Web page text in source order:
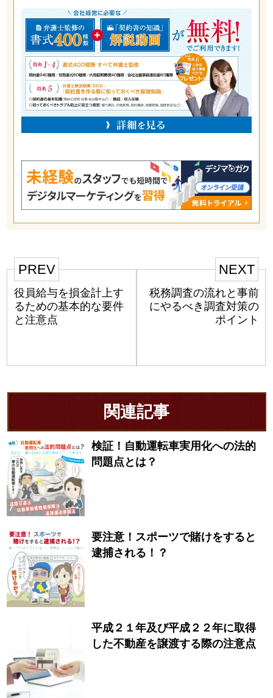
PREV
役員給与を損金計上す
るための基本的な要件
と注意点
NEXT
税務調査の流れと事前
にやるべき調査対策の
ポイント
関連記事
検証！自動運転車実用化への法的
問題点とは？
要注意！スポーツで賭けをすると
逮捕される！？
平成２１年及び平成２２年に取得
した不動産を譲渡する際の注意点